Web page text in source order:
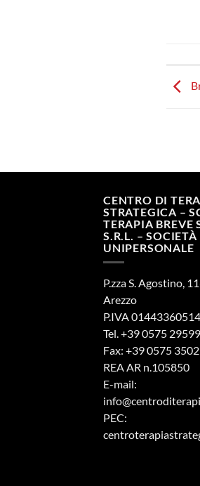
CENTRO DI
STRATEGICA –
TERAPIA BREVE
S.R.L. – SOCIETÀ
UNIPERSONALE
P.zza S. Agostino,
Arezzo
P.IVA 01443360514
Tel. +39 0575
Fax: +39 0575
REA AR n.105850
E-mail:
PEC: